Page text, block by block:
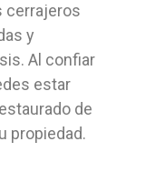
cerrajeros
y
Al confiar
estar
de
propiedad.